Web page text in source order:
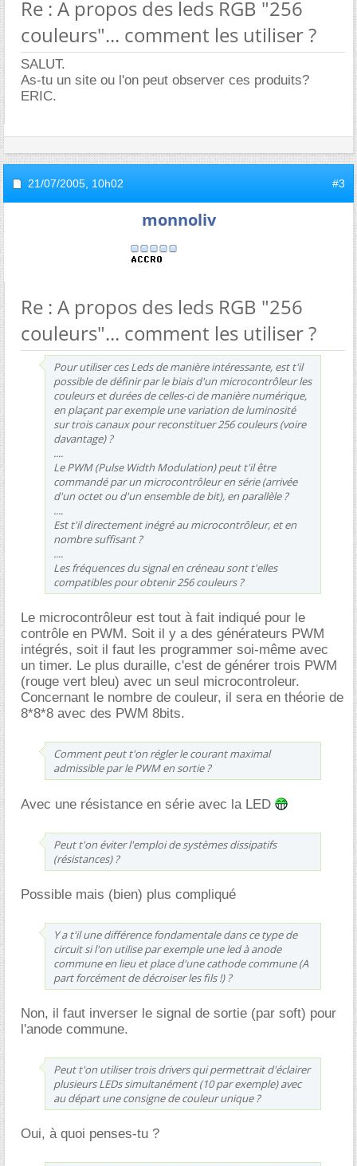
Re : A propos des leds RGB "256
couleurs"... comment les utiliser ?
SALUT.
As-tu un site ou l'on peut observer ces produits?
ERIC.
21/07/2005, 10h02 #3
monnoliv
Re : A propos des leds RGB "256
couleurs"... comment les utiliser ?
Pour utiliser ces Leds de manière intéressante, est t'il
possible de définir par le biais d'un microcontrôleur les
couleurs et durées de celles-ci de manière numérique,
en plaçant par exemple une variation de luminosité
sur trois canaux pour reconstituer 256 couleurs (voire
davantage) ?
....
Le PWM (Pulse Width Modulation) peut t'il être
commandé par un microcontrôleur en série (arrivée
d'un octet ou d'un ensemble de bit), en parallèle ?
....
Est t'il directement inégré au microcontrôleur, et en
nombre suffisant ?
....
Les fréquences du signal en créneau sont t'elles
compatibles pour obtenir 256 couleurs ?
Le microcontrôleur est tout à fait indiqué pour le
contrôle en PWM. Soit il y a des générateurs PWM
intégrés, soit il faut les programmer soi-même avec
un timer. Le plus duraille, c'est de générer trois PWM
(rouge vert bleu) avec un seul microcontroleur.
Concernant le nombre de couleur, il sera en théorie de
8*8*8 avec des PWM 8bits.
Comment peut t'on régler le courant maximal
admissible par le PWM en sortie ?
Avec une résistance en série avec la LED
Peut t'on éviter l'emploi de systèmes dissipatifs
(résistances) ?
Possible mais (bien) plus compliqué
Y a t'il une différence fondamentale dans ce type de
circuit si l'on utilise par exemple une led à anode
commune en lieu et place d'une cathode commune (A
part forcément de décroiser les fils !) ?
Non, il faut inverser le signal de sortie (par soft) pour
l'anode commune.
Peut t'on utiliser trois drivers qui permettrait d'éclairer
plusieurs LEDs simultanément (10 par exemple) avec
au départ une consigne de couleur unique ?
Oui, à quoi penses-tu ?